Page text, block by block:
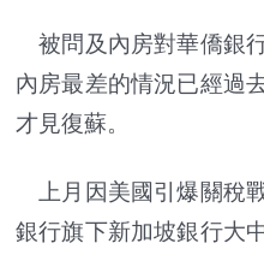
被問及內房對華僑銀
內房最差的情況已經過
才見復蘇。
上月因美國引爆關稅
銀行旗下新加坡銀行大